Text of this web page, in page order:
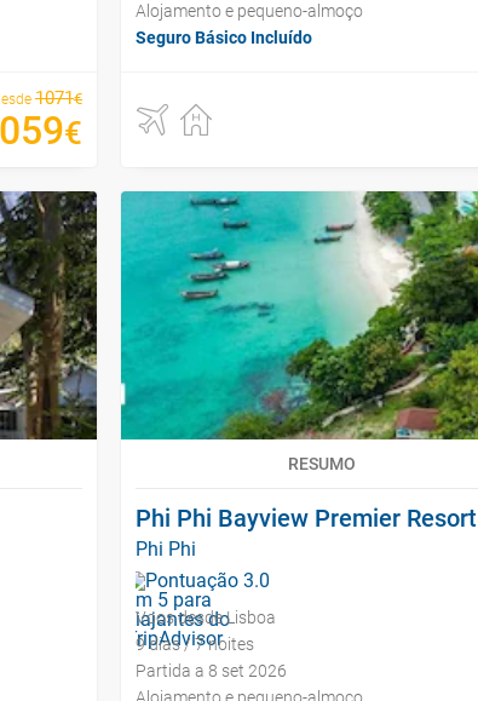
1071€
€
Alojamento e pequeno-almoço
Seguro Básico Incluído
RESUMO
Phi Phi Bayview Premier Resort
Phi Phi
Voos desde Lisboa
9 dias / 7 noites
Partida a 8 set 2026